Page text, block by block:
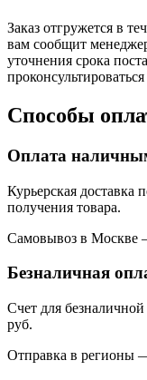
Заказ отгружется в
вам сообщит
уточнения срока
Способы
Оплата
Курьерская
получения товара.
Самовывоз в Москве
Безналичная
Счет для
руб.
Отправка в регионы